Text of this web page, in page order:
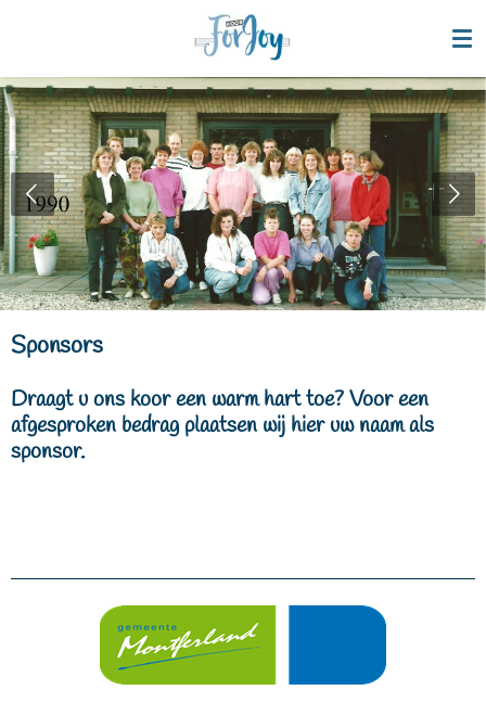
naar
de
hoofdinhoud
Sponsors
Draagt u ons koor een warm hart toe? Voor een
afgesproken bedrag plaatsen wij hier uw naam als
sponsor.